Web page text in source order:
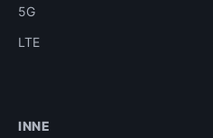
5G
LTE
INNE